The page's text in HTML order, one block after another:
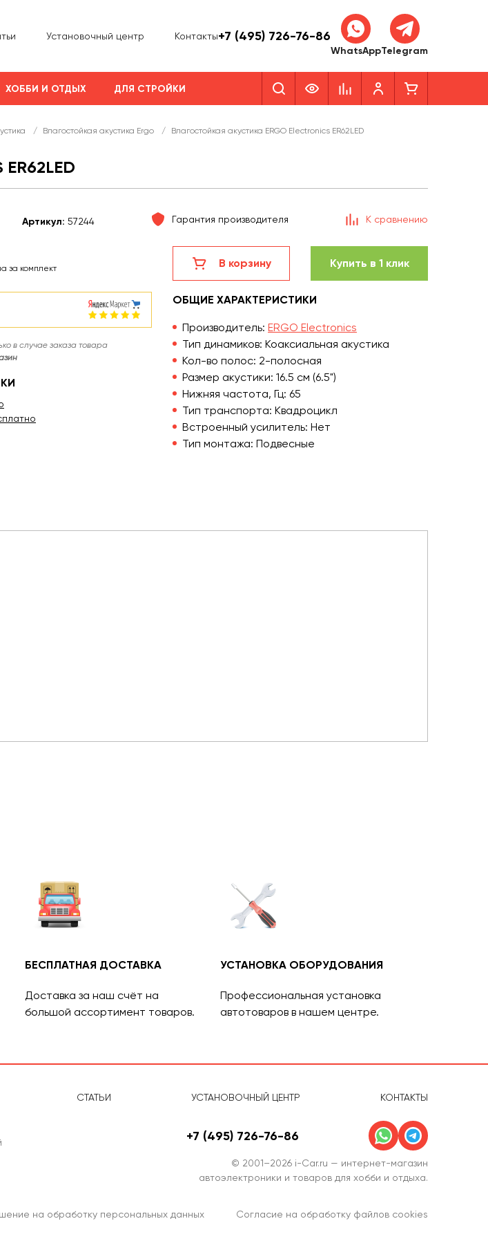
Установочный центр Контакты+7 (495) 726-76-86
WhatsAppTelegram
ХОББИ И ОТДЫХ ДЛЯ СТРОЙКИ
/ Влагостойкая акустика Ergo / Влагостойкая акустика ERGO Electronics ER62LED
Артикул: 57244 Гарантия производителя К сравнению
за комплект
в случае заказа товара
В корзину Купить в 1 клик
ОБЩИЕ ХАРАКТЕРИСТИКИ
Производитель: ERGO Electronics
Тип динамиков: Коаксиальная акустика
Кол-во полос: 2-полосная
Размер акустики: 16.5 см (6.5")
Нижняя частота, Гц: 65
Тип транспорта: Квадроцикл
Встроенный усилитель: Нет
Тип монтажа: Подвесные
БЕСПЛАТНАЯ ДОСТАВКА
Доставка за наш счёт на
большой ассортимент товаров.
УСТАНОВКА ОБОРУДОВАНИЯ
Профессиональная установка
автотоваров в нашем центре.
СТАТЬИ УСТАНОВОЧНЫЙ ЦЕНТР КОНТАКТЫ
+7 (495) 726-76-86
© 2001–2026 i-Car.ru — интернет-магазин
автоэлектроники и товаров для хобби и отдыха.
на обработку персональных данных Согласие на обработку файлов cookies